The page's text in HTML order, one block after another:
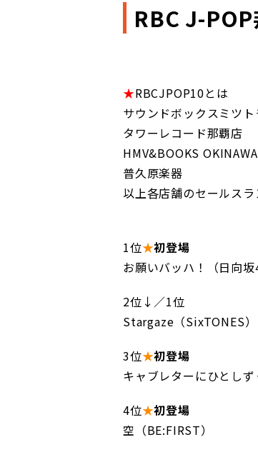
RBC J-
★RBCJPOP10とは
サウンドボックスミツト
タワーレコード那覇店
HMV&BOOKS OKINAWA
普久原楽器
以上各店舗のセールス
1位★初登場
お願いバッハ！（日向坂
2位↓／1位
Stargaze（SixTONES）
3位★初登場
キャブレターにひとしず
4位★初登場
空（BE:FIRST）